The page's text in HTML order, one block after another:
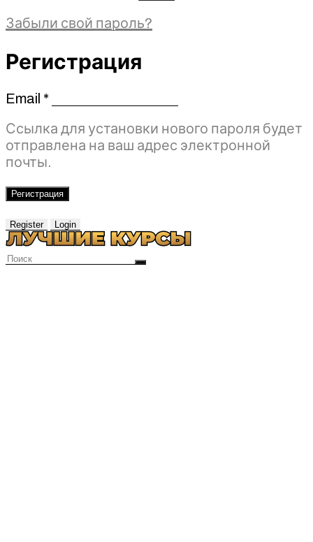
Забыли свой пароль?
Регистрация
Email *Обязательно
Ссылка для установки нового пароля будет
отправлена ​​на ваш адрес электронной
почты.
Регистрация
Register Login